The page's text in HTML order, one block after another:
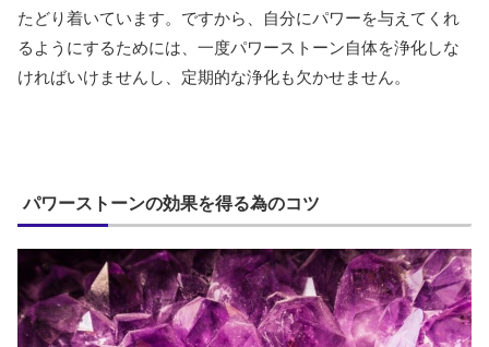
たどり着いています。ですから、自分にパワーを与えてくれ
るようにするためには、一度パワーストーン自体を浄化しな
ければいけませんし、定期的な浄化も欠かせません。
パワーストーンの効果を得る為のコツ